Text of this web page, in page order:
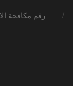
رقم مكافحة